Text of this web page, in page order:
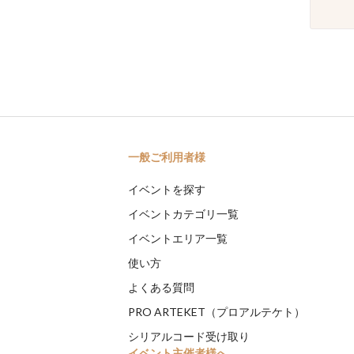
一般ご利用者様
イベントを探す
イベントカテゴリ一覧
イベントエリア一覧
使い方
よくある質問
PRO ARTEKET（プロアルテケト）
シリアルコード受け取り